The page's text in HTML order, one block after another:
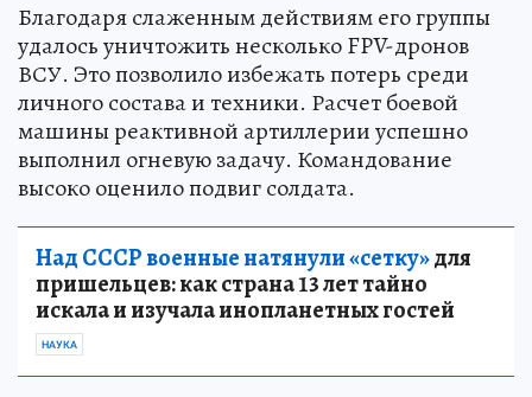
Благодаря слаженным действиям его группы
удалось уничтожить несколько FPV-дронов
ВСУ. Это позволило избежать потерь среди
личного состава и техники. Расчет боевой
машины реактивной артиллерии успешно
выполнил огневую задачу. Командование
высоко оценило подвиг солдата.
Над СССР военные натянули «сетку»для
пришельцев: как страна 13 лет тайно
искала и изучала инопланетных гостей
НАУКА